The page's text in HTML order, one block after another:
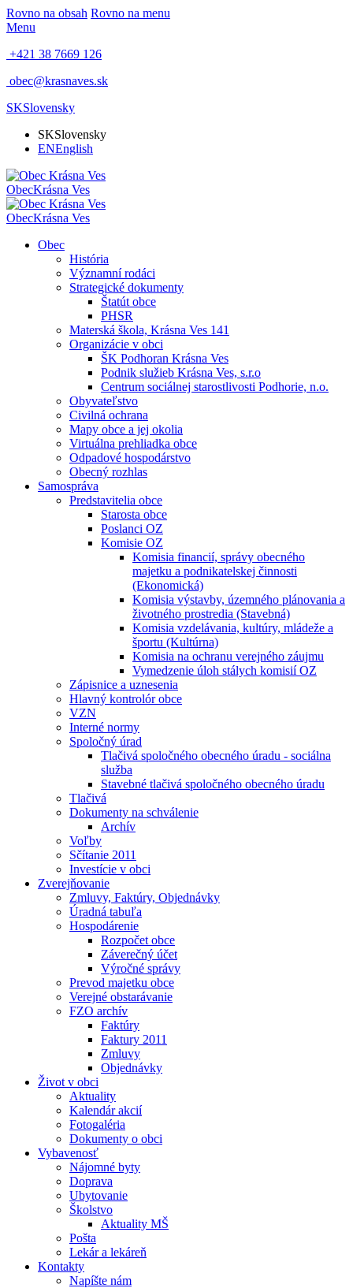
Rovno na obsah Rovno na menu
Menu
+421 38 7669 126
obec@krasnaves.sk
SKSlovensky
SKSlovensky
ENEnglish
ObecKrásna Ves
ObecKrásna Ves
Obec
História
Významní rodáci
Strategické dokumenty
Štatút obce
PHSR
Materská škola, Krásna Ves 141
Organizácie v obci
ŠK Podhoran Krásna Ves
Podnik služieb Krásna Ves, s.r.o
Centrum sociálnej starostlivosti Podhorie, n.o.
Obyvateľstvo
Civilná ochrana
Mapy obce a jej okolia
Virtuálna prehliadka obce
Odpadové hospodárstvo
Obecný rozhlas
Samospráva
Predstavitelia obce
Starosta obce
Poslanci OZ
Komisie OZ
Komisia financií, správy obecného
majetku a podnikatelskej činnosti
(Ekonomická)
Komisia výstavby, územného plánovania a
životného prostredia (Stavebná)
Komisia vzdelávania, kultúry, mládeže a
športu (Kultúrna)
Komisia na ochranu verejného záujmu
Vymedzenie úloh stálych komisií OZ
Zápisnice a uznesenia
Hlavný kontrolór obce
VZN
Interné normy
Spoločný úrad
Tlačivá spoločného obecného úradu - sociálna
služba
Stavebné tlačivá spoločného obecného úradu
Tlačivá
Dokumenty na schválenie
Archív
Voľby
Sčítanie 2011
Investície v obci
Zverejňovanie
Zmluvy, Faktúry, Objednávky
Úradná tabuľa
Hospodárenie
Rozpočet obce
Záverečný účet
Výročné správy
Prevod majetku obce
Verejné obstarávanie
FZO archív
Faktúry
Faktury 2011
Zmluvy
Objednávky
Život v obci
Aktuality
Kalendár akcií
Fotogaléria
Dokumenty o obci
Vybavenosť
Nájomné byty
Doprava
Ubytovanie
Školstvo
Aktuality MŠ
Pošta
Lekár a lekáreň
Kontakty
Napíšte nám